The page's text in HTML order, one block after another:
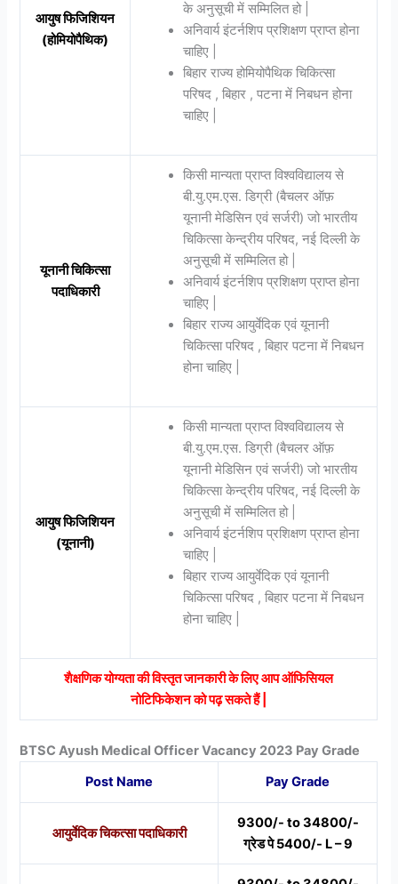
आयुष फिजिशियन
(होमियोपैथिक)
के अनुसूची में सम्मिलित हो |
अनिवार्य इंटर्नशिप प्रशिक्षण प्राप्त होना
चाहिए |
बिहार राज्य होमियोपैथिक चिकित्सा
परिषद , बिहार , पटना में निबधन होना
चाहिए |
यूनानी चिकित्सा
पदाधिकारी
किसी मान्यता प्राप्त विश्वविद्यालय से
बी.यु.एम.एस. डिग्री (बैचलर ऑफ़
यूनानी मेडिसिन एवं सर्जरी) जो भारतीय
चिकित्सा केन्द्रीय परिषद, नई दिल्ली के
अनुसूची में सम्मिलित हो |
अनिवार्य इंटर्नशिप प्रशिक्षण प्राप्त होना
चाहिए |
बिहार राज्य आयुर्वेदिक एवं यूनानी
चिकित्सा परिषद , बिहार पटना में निबधन
होना चाहिए |
आयुष फिजिशियन
(यूनानी)
किसी मान्यता प्राप्त विश्वविद्यालय से
बी.यु.एम.एस. डिग्री (बैचलर ऑफ़
यूनानी मेडिसिन एवं सर्जरी) जो भारतीय
चिकित्सा केन्द्रीय परिषद, नई दिल्ली के
अनुसूची में सम्मिलित हो |
अनिवार्य इंटर्नशिप प्रशिक्षण प्राप्त होना
चाहिए |
बिहार राज्य आयुर्वेदिक एवं यूनानी
चिकित्सा परिषद , बिहार पटना में निबधन
होना चाहिए |
शैक्षणिक योग्यता की विस्तृत जानकारी के लिए आप ऑफिसियल
नोटिफिकेशन को पढ़ सकते हैं |
BTSC Ayush Medical Officer Vacancy 2023 Pay Grade
Post Name
Pay Grade
आयुर्वेदिक चिकत्सा पदाधिकारी
9300/- to 34800/-
ग्रेड पे 5400/- L – 9